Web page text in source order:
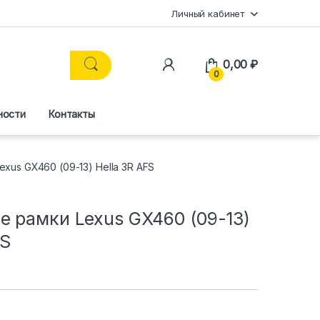
Личный кабинет
0
0,00₽
Контакты
GX460 (09-13) Hella 3R AFS
рамки Lexus GX460 (09-13)